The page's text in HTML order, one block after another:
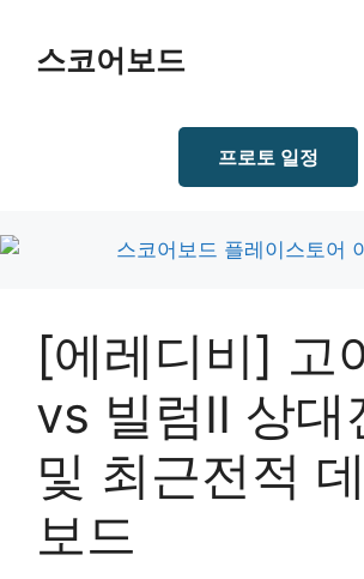
content스코어보드
프로토 일정
[에레디비] 고
vs 빌럼II 상대
및 최근전적
보드